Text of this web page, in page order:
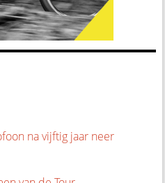
na vijftig jaar neer